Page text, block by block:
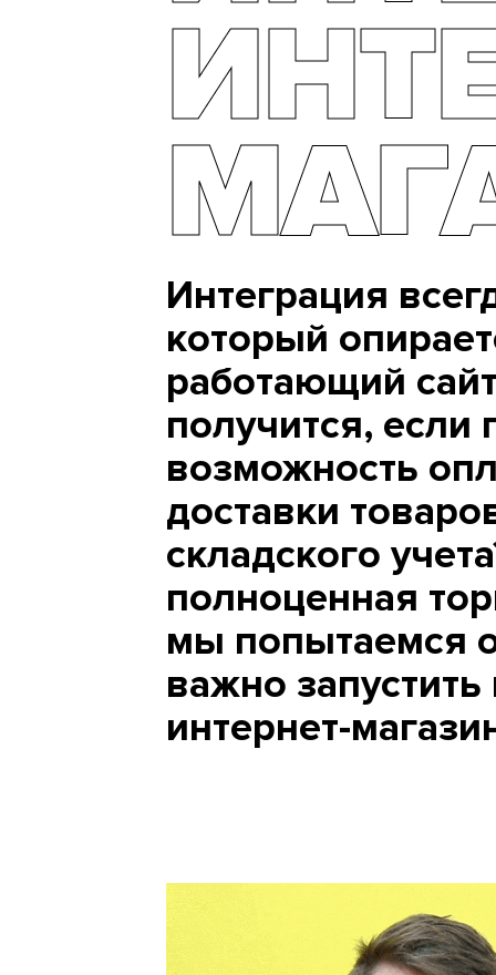
Интеграция
который
работающий
получится, если
возможность
доставки
складского
полноценная
мы попытаемся
важно
интернет-